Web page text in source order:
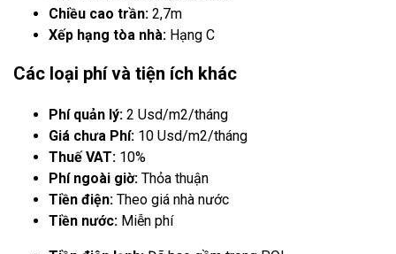
Chiều cao trần: 2,7m
Xếp hạng tòa nhà: Hạng C
Các loại phí và tiện ích khác
Phí quản lý: 2 Usd/m2/tháng
Giá chưa Phí: 10 Usd/m2/tháng
Thuế VAT: 10%
Phí ngoài giờ: Thỏa thuận
Tiền điện: Theo giá nhà nước
Tiền nước: Miễn phí